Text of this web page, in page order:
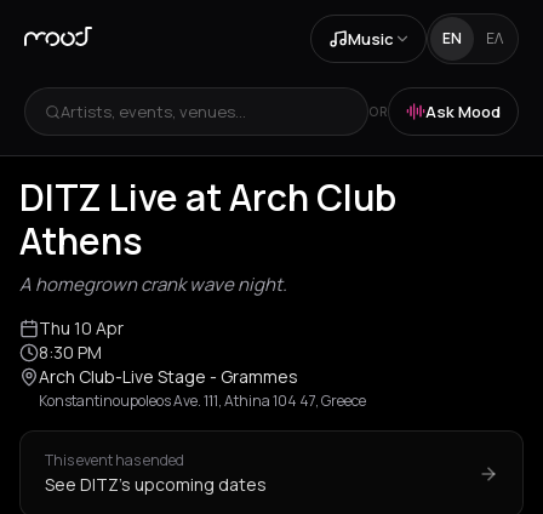
Music EN ΕΛ
Artists, events, venues... OR Ask Mood
+1
DITZ Live at Arch Club
Athens
A homegrown crank wave night.
Thu 10 Apr
8:30 PM
Arch Club-Live Stage - Grammes
Konstantinoupoleos Ave. 111, Athina 104 47, Greece
This event has ended
See DITZ's upcoming dates